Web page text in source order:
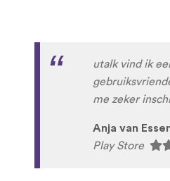
Hele prettige
duidelijk
App Store